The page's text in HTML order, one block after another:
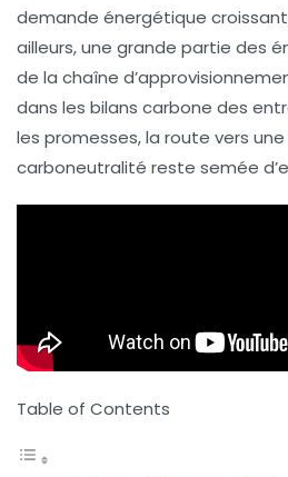
demande énergétique
ailleurs, une grande partie des
de la chaîne
dans les bilans carbone des
les promesses, la route vers
carboneutralité reste semée
Table of Contents